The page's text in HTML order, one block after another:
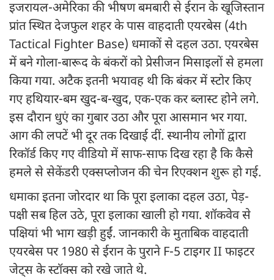
इजरायल-अमेरिका की भीषण बमबारी से ईरान के खूजिस्तान
प्रांत स्थित देजफुल शहर के पास वाहदाती एयरबेस (4th
Tactical Fighter Base) धमाकों से दहल उठा. एयरबेस
में बने गोला-बारूद के बंकरों को प्रेसीजन मिसाइलों से हमला
किया गया. अटैक इतनी भयावह थी कि बंकर में स्टोर किए
गए हथियार-बम खुद-ब-खुद, एक-एक कर ब्लास्ट होने लगे.
इस दौरान धुएं का गुबार उठा और पूरा आसमान भर गया.
आग की लपटें भी दूर तक दिखाई दीं. स्थानीय लोगों द्वारा
रिकॉर्ड किए गए वीडियो में साफ-साफ दिख रहा है कि कैसे
हमले से सेकेंडरी एक्सप्लोजन की चेन रिएक्शन शुरू हो गई.
धमाका इतना जोरदार था कि पूरा इलाका दहल उठा, पेड़-
पक्षी सब हिल उठे, पूरा इलाका खाली हो गया. शॉकवेव से
पक्षियां भी भाग खड़ी हुईं. जानकारी के मुताबिक वाहदाती
एयरबेस पर 1980 से ईरान के पुराने F-5 टाइगर II फाइटर
जेट्स के स्टॉक्स को रखे जाते थे.